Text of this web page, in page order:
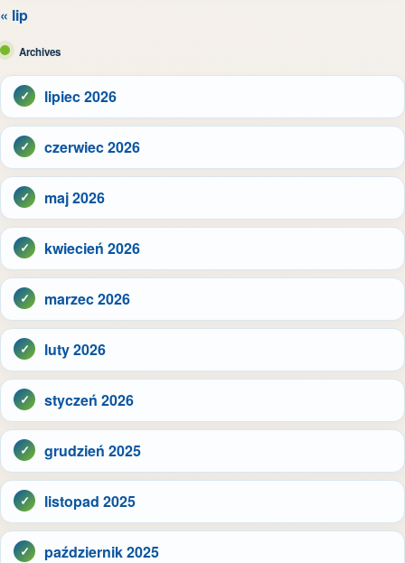
« lip
Archives
lipiec 2026
czerwiec 2026
maj 2026
kwiecień 2026
marzec 2026
luty 2026
styczeń 2026
grudzień 2025
listopad 2025
październik 2025